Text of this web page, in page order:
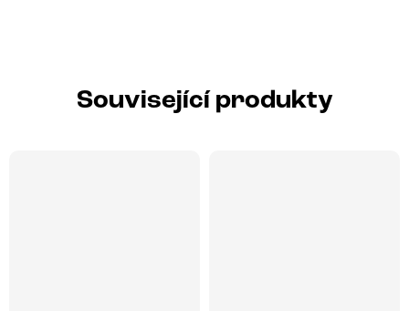
Související produkty